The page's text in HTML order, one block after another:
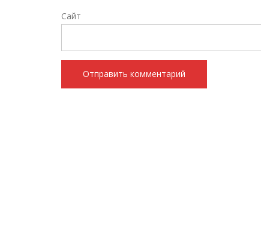
Сайт